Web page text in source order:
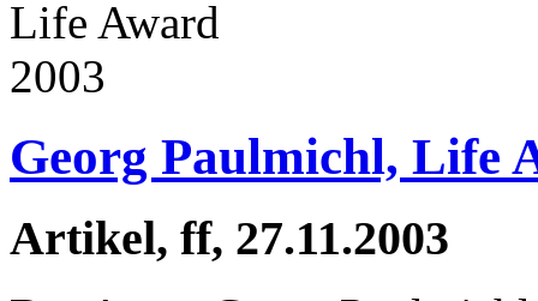
Georg Paulmichl, Life
Artikel, ff, 27.11.2003